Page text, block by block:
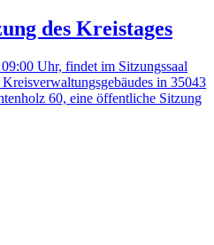
des Kreistages
Uhr, findet im Sitzungssaal
in 35043
60, eine öffentliche Sitzung